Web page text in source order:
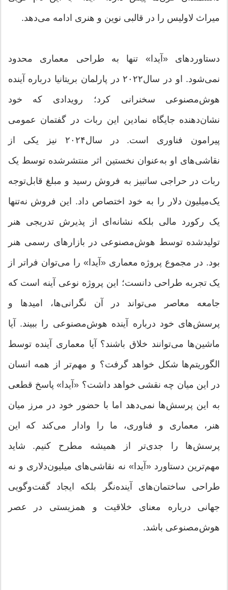
میراث لاولیس را در قالبی نوین و هنری ادامه می‌دهد.
دستاوردهای «آیدا» تنها به طراحی معماری محدود
نمی‌شود. او در سال۲۰۲۲ در پارلمان بریتانیا درباره آینده
هوش‌مصنوعی سخنرانی کرد؛ رویدادی که خود
نشان‌دهنده جایگاه نمادین این ربات در گفتمان عمومی
پیرامون فناوری است. در سال۲۰۲۴ نیز یکی از
نقاشی‌های او به‌عنوان نخستین اثر منتشرشده توسط یک
ربات در حراجی ساتبیز به فروش رسید و مبلغ قابل‌توجه
یک‌میلیون دلار را به خود اختصاص داد. این فروش نه‌تنها
یک رکورد مالی بلکه نشانه‌ای از پذیرش تدریجی هنر
تولیدشده توسط هوش‌مصنوعی در بازارهای رسمی هنر
بود. در مجموع پروژه معماری «آیدا» را می‌توان فراتر از
یک تجربه طراحی دانست؛ این پروژه نوعی آینه است که
جامعه معاصر می‌تواند در آن نگرانی‌ها، امیدها و
پرسش‌های خود درباره آینده هوش‌مصنوعی را ببیند. آیا
ماشین‌ها می‌توانند خلاق باشند؟ آیا معماری آینده توسط
الگوریتم‌ها شکل خواهد گرفت؟ و مهم‌تر از همه انسان
در این میان چه نقشی خواهد داشت؟ «آیدا» پاسخ قطعی
به این پرسش‌ها نمی‌دهد اما با حضور خود در مرز میان
هنر، معماری و فناوری، ما را وادار می‌کند که این
پرسش‌ها را جدی‌تر از همیشه مطرح کنیم. شاید
مهم‌ترین دستاورد «آیدا» نه نقاشی‌های میلیون‌دلاری و نه
طراحی ساختمان‌های آینده‌نگر بلکه ایجاد گفت‌وگویی
جهانی درباره معنای خلاقیت و همزیستی در عصر
هوش‌مصنوعی باشد.